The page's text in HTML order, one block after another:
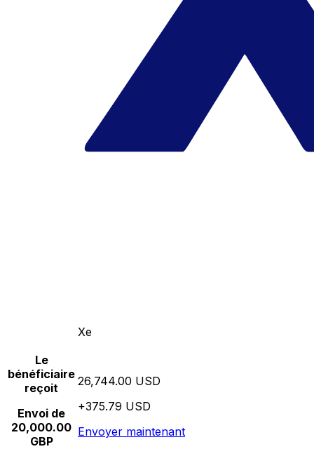
Xe
Le
bénéficiaire
reçoit
Envoi de
20,000.00
GBP
26,744.00 USD
+375.79 USD
Envoyer maintenant